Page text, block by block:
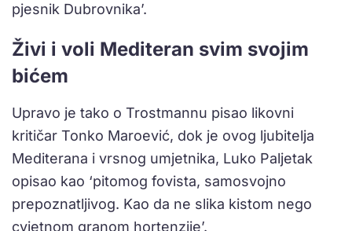
pjesnik Dubrovnika’.
Živi i voli Mediteran svim svojim
bićem
Upravo je tako o Trostmannu pisao likovni
kritičar Tonko Maroević, dok je ovog ljubitelja
Mediterana i vrsnog umjetnika, Luko Paljetak
opisao kao ‘pitomog fovista, samosvojno
prepoznatljivog. Kao da ne slika kistom nego
cvjetnom granom hortenzije’.